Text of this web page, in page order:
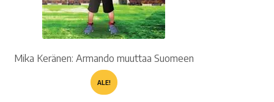
Mika Keränen: Armando muuttaa Suomeen
ALE!